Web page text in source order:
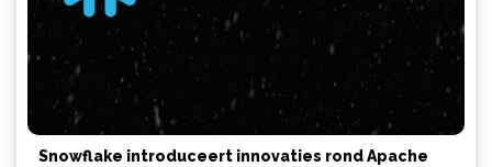
Snowflake introduceert innovaties rond Apache